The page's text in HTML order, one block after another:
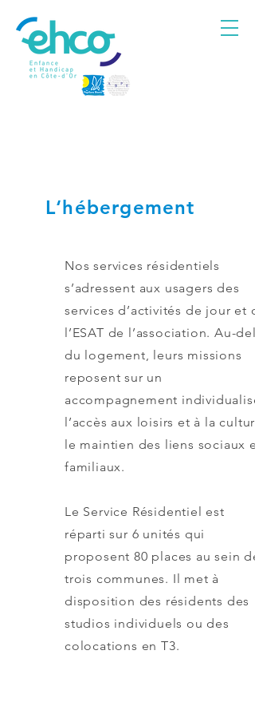
L‘hébergement
Nos services résidentiels
s’adressent aux usagers des
services d’activités de jour et
l’ESAT de l’association. Au-
du logement, leurs missions
reposent sur un
accompagnement
l’accès aux loisirs et à la
le maintien des liens sociaux et
familiaux.
Le Service Résidentiel est
réparti sur 6 unités qui
proposent 80 places au sein de
trois communes. Il met à
disposition des résidents des
studios individuels ou des
colocations en T3.